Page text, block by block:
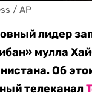
/ AP
лидер
мулла
Об
телеканал